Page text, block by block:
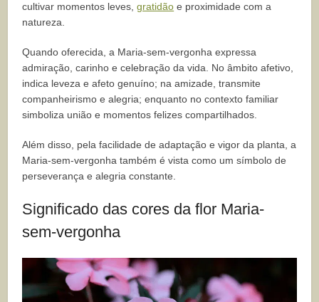
cultivar momentos leves,gratidão e proximidade com a
natureza.
Quando oferecida, a Maria-sem-vergonha expressa
admiração, carinho e celebração da vida. No âmbito afetivo,
indica leveza e afeto genuíno; na amizade, transmite
companheirismo e alegria; enquanto no contexto familiar
simboliza união e momentos felizes compartilhados.
Além disso, pela facilidade de adaptação e vigor da planta, a
Maria-sem-vergonha também é vista como um símbolo de
perseverança e alegria constante.
Significado das cores da flor Maria-
sem-vergonha